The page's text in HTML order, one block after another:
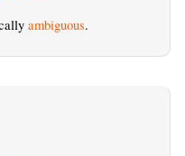
ambiguous.